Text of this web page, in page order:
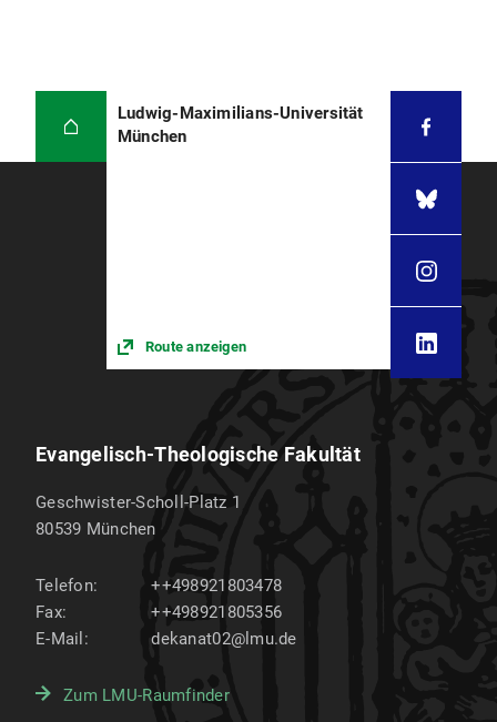
Ludwig-Maximilians-Universität
München
Route anzeigen
Evangelisch-Theologische Fakultät
Geschwister-Scholl-Platz 1
80539 München
Telefon:
++498921803478
Fax:
++498921805356
E-Mail:
dekanat02@lmu.de
Zum LMU-Raumfinder